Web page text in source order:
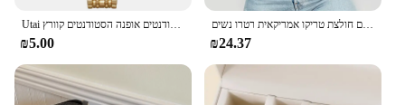
Utai נשים חדשות לצפות מותג יוקרה מותג נירוסטה נשים עסקים שעונים סטודנטים אופנה הסטודנטים קוורץ wristwatch
₪5.00
דוני מיני מיני עכבר טירה חולצה קסמי משפחה משפחה קצר שרוולים חולצת טריקו אמריקאית רטרו נשים
₪24.37